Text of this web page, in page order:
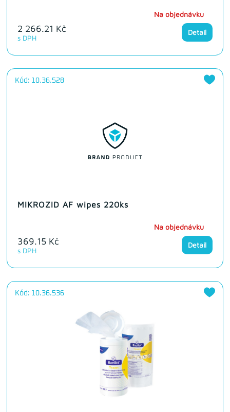
2 266.21 Kč
s DPH
Na objednávku
Detail
Kód: 10.36.528
MIKROZID AF wipes 220ks
369.15 Kč
s DPH
Na objednávku
Detail
Kód: 10.36.536